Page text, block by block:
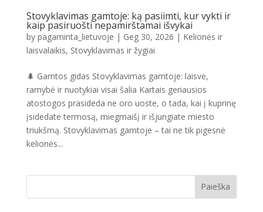
Stovyklavimas gamtoje: ką pasiimti, kur vykti ir
kaip pasiruošti nepamirštamai išvykai
by pagaminta_lietuvoje | Geg 30, 2026 | Kelionės ir
laisvalaikis, Stovyklavimas ir žygiai
🌲 Gamtos gidas Stovyklavimas gamtoje: laisvė,
ramybė ir nuotykiai visai šalia Kartais geriausios
atostogos prasideda ne oro uoste, o tada, kai į kuprinę
įsidedate termosą, miegmaišį ir išjungiate miesto
triukšmą. Stovyklavimas gamtoje – tai ne tik pigesnė
kelionės...